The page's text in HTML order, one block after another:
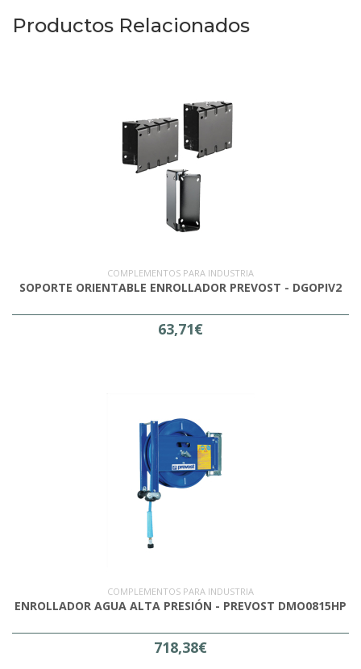
Productos Relacionados
COMPLEMENTOS PARA INDUSTRIA
SOPORTE ORIENTABLE ENROLLADOR PREVOST - DGOPIV2
63,71€
COMPLEMENTOS PARA INDUSTRIA
ENROLLADOR AGUA ALTA PRESIÓN - PREVOST DMO0815HP
718,38€